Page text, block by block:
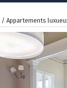
/ Appartements